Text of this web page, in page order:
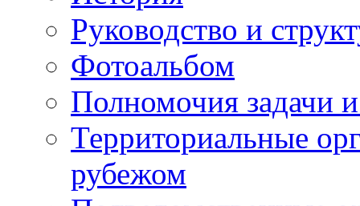
Руководство и
Фотоальбом
Полномочия задачи
Территориальные
рубежом